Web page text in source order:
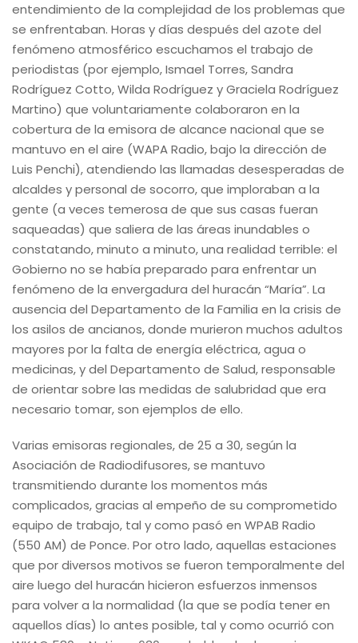
entendimiento de la complejidad de los problemas que
se enfrentaban. Horas y días después del azote del
fenómeno atmosférico escuchamos el trabajo de
periodistas (por ejemplo, Ismael Torres, Sandra
Rodríguez Cotto, Wilda Rodríguez y Graciela Rodríguez
Martino) que voluntariamente colaboraron en la
cobertura de la emisora de alcance nacional que se
mantuvo en el aire (WAPA Radio, bajo la dirección de
Luis Penchi), atendiendo las llamadas desesperadas de
alcaldes y personal de socorro, que imploraban a la
gente (a veces temerosa de que sus casas fueran
saqueadas) que saliera de las áreas inundables o
constatando, minuto a minuto, una realidad terrible: el
Gobierno no se había preparado para enfrentar un
fenómeno de la envergadura del huracán “María”. La
ausencia del Departamento de la Familia en la crisis de
los asilos de ancianos, donde murieron muchos adultos
mayores por la falta de energía eléctrica, agua o
medicinas, y del Departamento de Salud, responsable
de orientar sobre las medidas de salubridad que era
necesario tomar, son ejemplos de ello.
Varias emisoras regionales, de 25 a 30, según la
Asociación de Radiodifusores, se mantuvo
transmitiendo durante los momentos más
complicados, gracias al empeño de su comprometido
equipo de trabajo, tal y como pasó en WPAB Radio
(550 AM) de Ponce. Por otro lado, aquellas estaciones
que por diversos motivos se fueron temporalmente del
aire luego del huracán hicieron esfuerzos inmensos
para volver a la normalidad (la que se podía tener en
aquellos días) lo antes posible, tal y como ocurrió con